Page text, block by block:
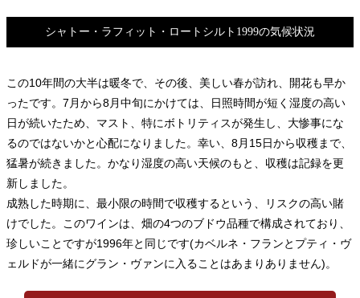
シャトー・ラフィット・ロートシルト1999の気候状況
この10年間の大半は暖冬で、その後、美しい春が訪れ、開花も早か
ったです。7月から8月中旬にかけては、日照時間が短く湿度の高い
日が続いたため、マスト、特にボトリティスが発生し、大惨事にな
るのではないかと心配になりました。幸い、8月15日から収穫まで、
猛暑が続きました。かなり湿度の高い天候のもと、収穫は記録を更
新しました。
成熟した時期に、最小限の時間で収穫するという、リスクの高い賭
けでした。このワインは、畑の4つのブドウ品種で構成されており、
珍しいことですが1996年と同じです(カベルネ・フランとプティ・ヴ
ェルドが一緒にグラン・ヴァンに入ることはあまりありません)。